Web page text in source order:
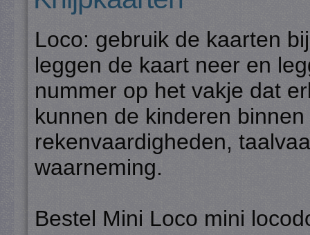
Loco: gebruik de kaarten
leggen de kaart neer en
nummer op het vakje dat
kunnen de kinderen
rekenvaardigheden,
waarneming.
Bestel Mini Loco mini